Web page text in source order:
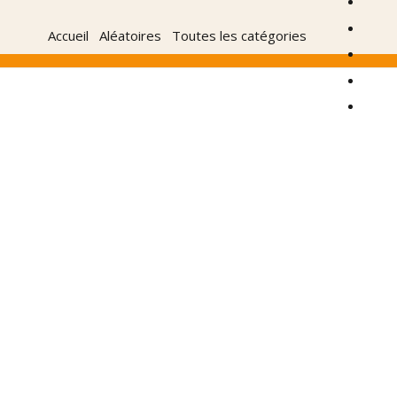
Accueil Aléatoires Toutes les catégories